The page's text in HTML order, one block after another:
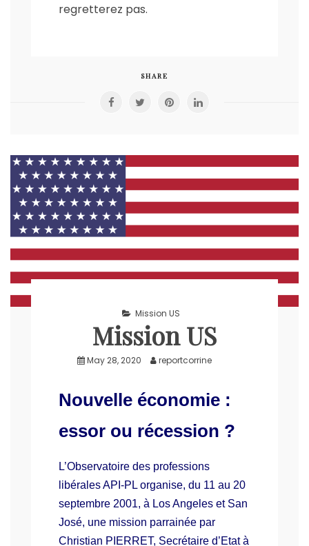
regretterez pas.
SHARE
Mission US
Mission US
May 28, 2020 reportcorrine
Nouvelle économie :
essor ou récession ?
L’Observatoire des professions
libérales API-PL organise, du 11 au 20
septembre 2001, à Los Angeles et San
José, une mission parrainée par
Christian PIERRET, Secrétaire d’Etat à